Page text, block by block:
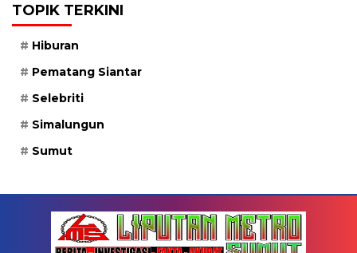
TOPIK TERKINI
Hiburan
Pematang Siantar
Selebriti
Simalungun
Sumut